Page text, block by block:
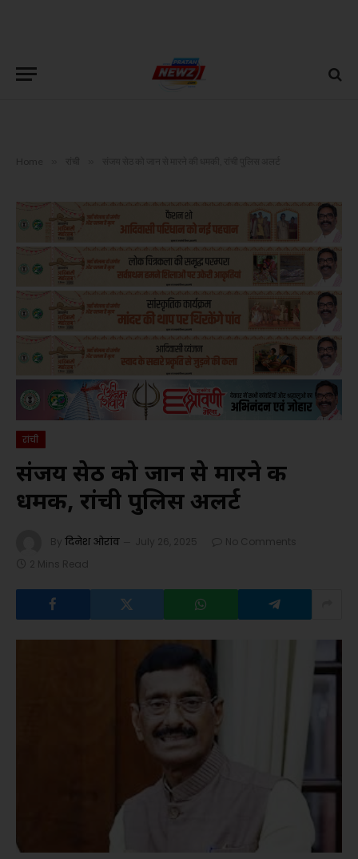
Home
रांची
संजय सेठ को जान से मारने की
धमकी, रांची पुलिस अलर्ट
By दिनेश ओरांव July 26, 2025
No Comments
2 Mins Read